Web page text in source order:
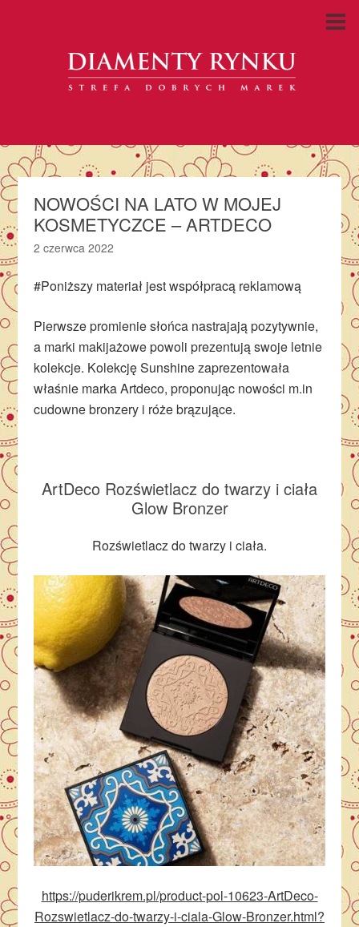
NOWOŚCI NA LATO W MOJEJ
KOSMETYCZCE – ARTDECO
2 czerwca 2022
#Poniższy materiał jest współpracą reklamową
Pierwsze promienie słońca nastrajają pozytywnie,
a marki makijażowe powoli prezentują swoje letnie
kolekcje. Kolekcję Sunshine zaprezentowała
właśnie marka Artdeco, proponując nowości m.in
cudowne bronzery i róże brązujące.
ArtDeco Rozświetlacz do twarzy i ciała
Glow Bronzer
Rozświetlacz do twarzy i ciała.
https://puderikrem.pl/product-pol-10623-ArtDeco-
Rozswietlacz-do-twarzy-i-ciala-Glow-Bronzer.html?